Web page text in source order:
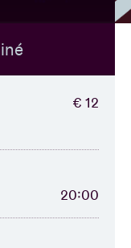
€ 12
20:00